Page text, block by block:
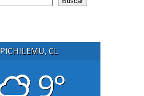
PICHILEMU, CL
9°